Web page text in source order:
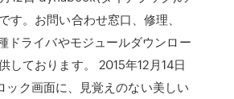
す。お問い合わせ窓口、修理、
ドライバやモジュールダウンロー
しております。 2015年12月14日
ク画面に、見覚えのない美しい